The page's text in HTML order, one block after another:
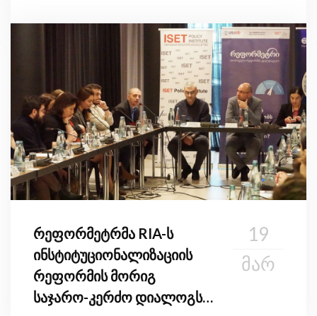
რეფორმეტრმა RIA-ს
ინსტიტუციონალიზაციის
რეფორმის მორიგ
საჯარო-კერძო დიალოგს
19
ᲛᲐᲠ